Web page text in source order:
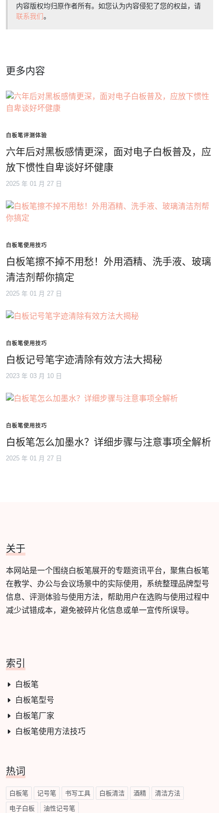
内容版权均归原作者所有。如您认为内容侵犯了您的权益，请
联系我们。
更多内容
白板笔评测体验
六年后对黑板感情更深，面对电子白板普及，应
放下惯性自卑谈好坏健康
2025 年 01 月 27 日
白板笔使用技巧
白板笔擦不掉不用愁！外用酒精、洗手液、玻璃
清洁剂帮你搞定
2025 年 01 月 27 日
白板笔使用技巧
白板记号笔字迹清除有效方法大揭秘
2023 年 03 月 10 日
白板笔使用技巧
白板笔怎么加墨水？详细步骤与注意事项全解析
2025 年 01 月 27 日
关于
本网站是一个围绕白板笔展开的专题资讯平台，聚焦白板笔
在教学、办公与会议场景中的实际使用，系统整理品牌型号
信息、评测体验与使用方法，帮助用户在选购与使用过程中
减少试错成本，避免被碎片化信息或单一宣传所误导。
索引
白板笔
白板笔型号
白板笔厂家
白板笔使用方法技巧
热词
白板笔 记号笔 书写工具 白板清洁 酒精 清洁方法
电子白板 油性记号笔